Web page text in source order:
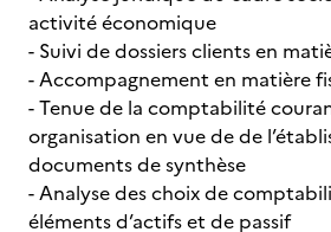
activité économique
- Suivi de dossiers clients en
- Accompagnement en matière
- Tenue de la comptabilité
organisation en vue de de
documents de synthèse
- Analyse des choix de
éléments d’actifs et de passif